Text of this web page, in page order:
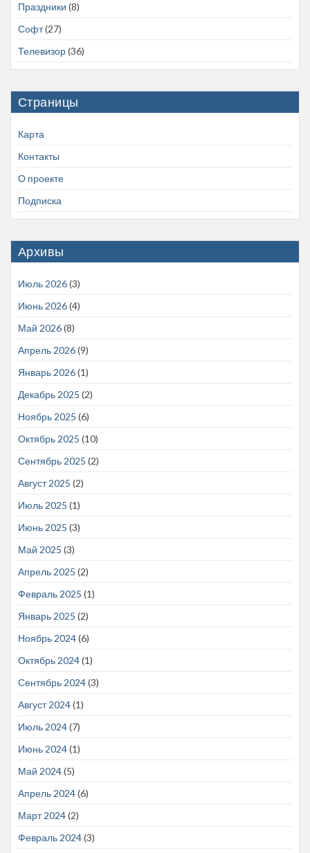
Праздники (8)
Софт(27)
Телевизор(36)
Страницы
Карта
Контакты
О проекте
Подписка
Архивы
Июль 2026(3)
Июнь 2026(4)
Май 2026(8)
Апрель 2026(9)
Январь 2026(1)
Декабрь 2025 (2)
Ноябрь 2025 (6)
Октябрь 2025 (10)
Сентябрь 2025 (2)
Август 2025 (2)
Июль 2025 (1)
Июнь 2025 (3)
Май 2025 (3)
Апрель 2025 (2)
Февраль 2025 (1)
Январь 2025 (2)
Ноябрь 2024(6)
Октябрь 2024(1)
Сентябрь 2024(3)
Август 2024(1)
Июль 2024(7)
Июнь 2024(1)
Май 2024(5)
Апрель 2024(6)
Март 2024(2)
Февраль 2024(3)